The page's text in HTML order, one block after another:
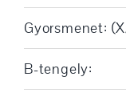
Gyorsmenet:
B-tengely: